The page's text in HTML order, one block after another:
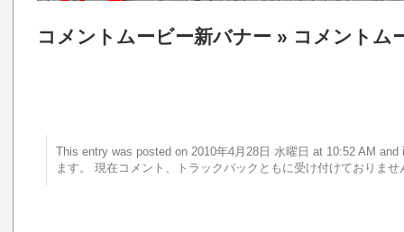
コメントムービー新バナー » コメントム
This entry was posted on 2010年4月28日 水曜日 at 10:52 AM
ます。 現在コメント、トラックバックともに受け付けておりませ